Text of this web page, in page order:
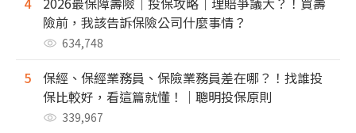
險前，我該告訴保險公司什麼事情？
634,748
5
保經、保經業務員、保險業務員差在哪？！找誰投
保比較好，看這篇就懂！｜聰明投保原則
339,967